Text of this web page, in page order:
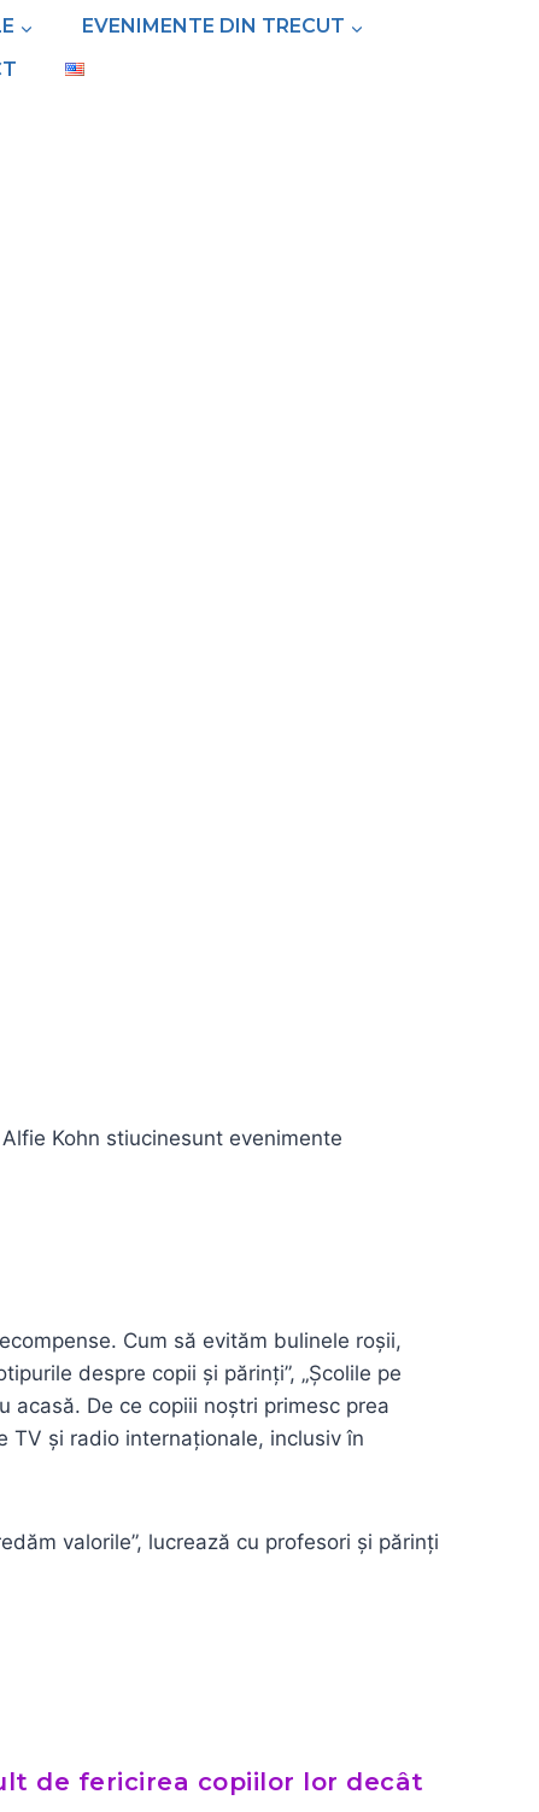
EVENIMENTE DIN TRECUT
Cum să evităm bulinele roșii,
despre copii și părinți”, „Școlile pe
acasă. De ce copiii noștri primesc prea
TV și radio internaționale, inclusiv în
valorile”, lucrează cu profesori și părinți
de fericirea copiilor lor decât